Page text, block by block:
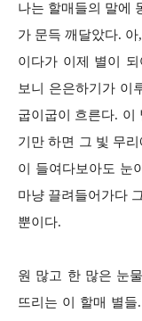
나는 할매들의 말에
가 문득 깨달았다.
이다가 이제 별이
보니 은은하기가 이
굽이굽이 흐른다. 이
기만 하면 그 빛 무
이 들여다보아도 눈
마냥 끌려들어가다
뿐이다.
원 많고 한 많은 눈
뜨리는 이 할매 별